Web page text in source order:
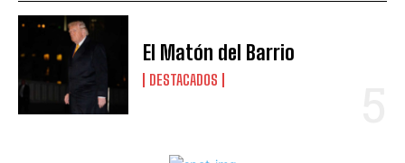
El Matón del Barrio
DESTACADOS